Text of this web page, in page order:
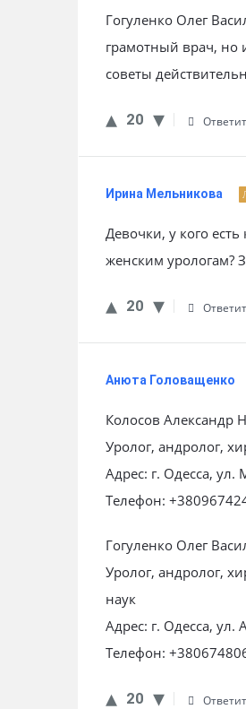
Гогуленко Олег
грамотный врач, но
советы
20
Ирина Мельникова
Девочки, у кого
женским урологам?
20
Анюта Головащенко
Колосов Александр
Уролог, андролог,
Адрес: г. Одесса,
Телефон:
Гогуленко Олег
Уролог, андролог,
наук
Адрес: г. Одесса, ул.
Телефон:
20